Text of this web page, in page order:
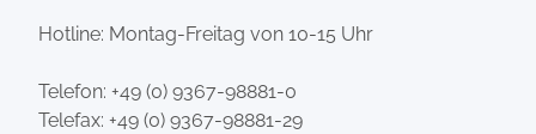
Hotline: Montag-Freitag von 10-15 Uhr
Telefon: +49 (0) 9367-98881-0
Telefax: +49 (0) 9367-98881-29